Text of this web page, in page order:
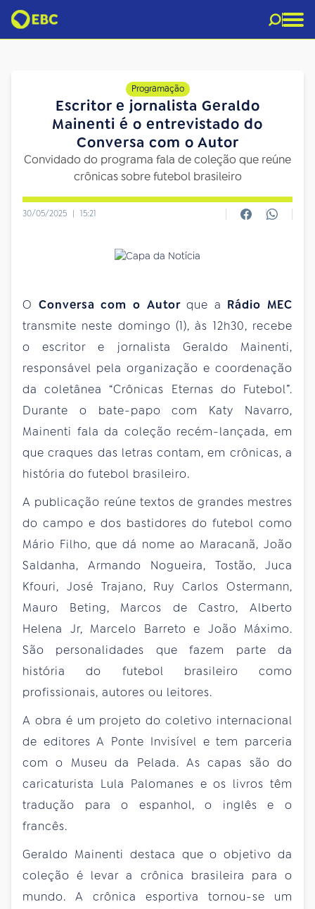
Programação
Escritor e jornalista Geraldo
Mainenti é o entrevistado do
Conversa com o Autor
Convidado do programa fala de coleção que reúne
crônicas sobre futebol brasileiro
30/05/2025 | 15:21
O Conversa com o Autorque a Rádio MEC
transmite neste domingo (1), às 12h30, recebe
o escritor e jornalista Geraldo Mainenti,
responsável pela organização e coordenação
da coletânea “Crônicas Eternas do Futebol”.
Durante o bate-papo com Katy Navarro,
Mainenti fala da coleção recém-lançada, em
que craques das letras contam, em crônicas, a
história do futebol brasileiro.
A publicação reúne textos de grandes mestres
do campo e dos bastidores do futebol como
Mário Filho, que dá nome ao Maracanã, João
Saldanha, Armando Nogueira, Tostão, Juca
Kfouri, José Trajano, Ruy Carlos Ostermann,
Mauro Beting, Marcos de Castro, Alberto
Helena Jr, Marcelo Barreto e João Máximo.
São personalidades que fazem parte da
história do futebol brasileiro como
profissionais, autores ou leitores.
A obra é um projeto do coletivo internacional
de editores A Ponte Invisível e tem parceria
com o Museu da Pelada. As capas são do
caricaturista Lula Palomanes e os livros têm
tradução para o espanhol, o inglês e o
francês.
Geraldo Mainenti destaca que o objetivo da
coleção é levar a crônica brasileira para o
mundo. A crônica esportiva tornou-se um